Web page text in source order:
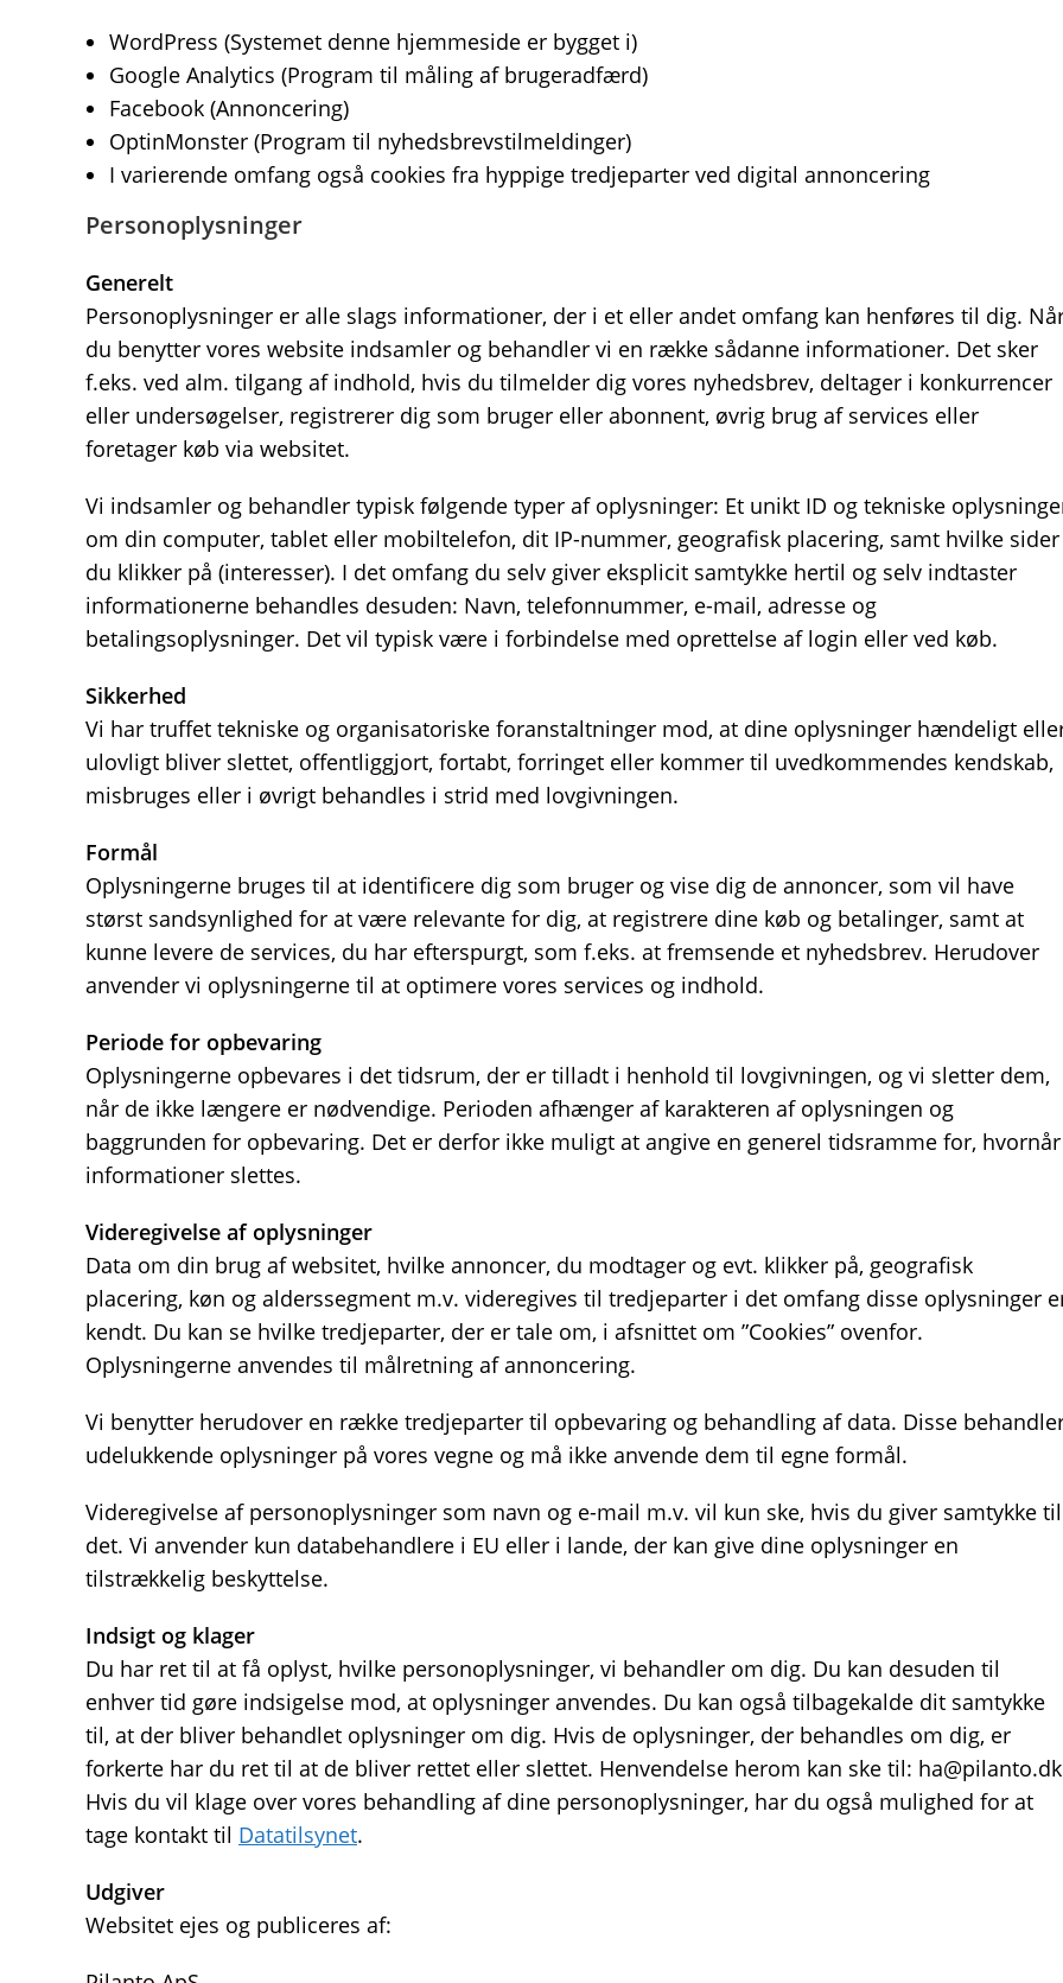
WordPress (Systemet denne hjemmeside er bygget i)
Google Analytics (Program til måling af brugeradfærd)
Facebook (Annoncering)
OptinMonster (Program til nyhedsbrevstilmeldinger)
I varierende omfang også cookies fra hyppige tredjeparter ved digital annoncering
Personoplysninger
Generelt
Personoplysninger er alle slags informationer, der i et eller andet omfang kan henføres til dig.
du benytter vores website indsamler og behandler vi en række sådanne informationer. Det sker
f.eks. ved alm. tilgang af indhold, hvis du tilmelder dig vores nyhedsbrev, deltager i konkurrencer
eller undersøgelser, registrerer dig som bruger eller abonnent, øvrig brug af services eller
foretager køb via websitet.
Vi indsamler og behandler typisk følgende typer af oplysninger: Et unikt ID og tekniske
om din computer, tablet eller mobiltelefon, dit IP-nummer, geografisk placering, samt hvilke sider
du klikker på (interesser). I det omfang du selv giver eksplicit samtykke hertil og selv indtaster
informationerne behandles desuden: Navn, telefonnummer, e-mail, adresse og
betalingsoplysninger. Det vil typisk være i forbindelse med oprettelse af login eller ved køb.
Sikkerhed
Vi har truffet tekniske og organisatoriske foranstaltninger mod, at dine oplysninger hændeligt
ulovligt bliver slettet, offentliggjort, fortabt, forringet eller kommer til uvedkommendes kendskab,
misbruges eller i øvrigt behandles i strid med lovgivningen.
Formål
Oplysningerne bruges til at identificere dig som bruger og vise dig de annoncer, som vil have
størst sandsynlighed for at være relevante for dig, at registrere dine køb og betalinger, samt at
kunne levere de services, du har efterspurgt, som f.eks. at fremsende et nyhedsbrev. Herudover
anvender vi oplysningerne til at optimere vores services og indhold.
Periode for opbevaring
Oplysningerne opbevares i det tidsrum, der er tilladt i henhold til lovgivningen, og vi sletter dem,
når de ikke længere er nødvendige. Perioden afhænger af karakteren af oplysningen og
baggrunden for opbevaring. Det er derfor ikke muligt at angive en generel tidsramme for, hvornår
informationer slettes.
Videregivelse af oplysninger
Data om din brug af websitet, hvilke annoncer, du modtager og evt. klikker på, geografisk
placering, køn og alderssegment m.v. videregives til tredjeparter i det omfang disse oplysninger
kendt. Du kan se hvilke tredjeparter, der er tale om, i afsnittet om ”Cookies” ovenfor.
Oplysningerne anvendes til målretning af annoncering.
Vi benytter herudover en række tredjeparter til opbevaring og behandling af data. Disse
udelukkende oplysninger på vores vegne og må ikke anvende dem til egne formål.
Videregivelse af personoplysninger som navn og e-mail m.v. vil kun ske, hvis du giver samtykke til
det. Vi anvender kun databehandlere i EU eller i lande, der kan give dine oplysninger en
tilstrækkelig beskyttelse.
Indsigt og klager
Du har ret til at få oplyst, hvilke personoplysninger, vi behandler om dig. Du kan desuden til
enhver tid gøre indsigelse mod, at oplysninger anvendes. Du kan også tilbagekalde dit samtykke
til, at der bliver behandlet oplysninger om dig. Hvis de oplysninger, der behandles om dig, er
forkerte har du ret til at de bliver rettet eller slettet. Henvendelse herom kan ske til:
Hvis du vil klage over vores behandling af dine personoplysninger, har du også mulighed for at
tage kontakt til Datatilsynet.
Udgiver
Websitet ejes og publiceres af: